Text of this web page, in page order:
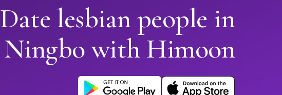
Date lesbian people in
Ningbo with Himoon